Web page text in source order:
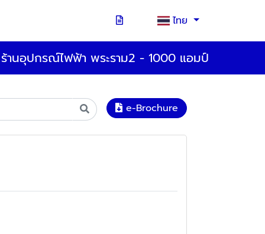
ไทย
ร้านอุปกรณ์ไฟฟ้า พระราม2 - 1000 แอมป์
e-Brochure